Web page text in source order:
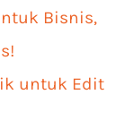
Bisnis,
untuk Edit